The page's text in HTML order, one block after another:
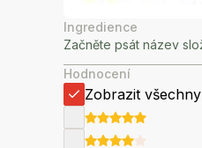
Ingredience
Hodnocení
Zobrazit všechny